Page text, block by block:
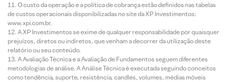
O custo da operação e a política de cobrança estão definidos nas tabelas
de custos operacionais disponibilizadas no site da XP Investimentos:
www.xpi.com.br.
A XP Investimentos se exime de qualquer responsabilidade por quaisquer
prejuízos, diretos ou indiretos, que venham a decorrer da utilização deste
relatório ou seu conteúdo.
A Avaliação Técnica e a Avaliação de Fundamentos seguem diferentes
metodologias de análise. A Análise Técnica é executada seguindo conceitos
como tendência, suporte, resistência, candles, volumes, médias móveis